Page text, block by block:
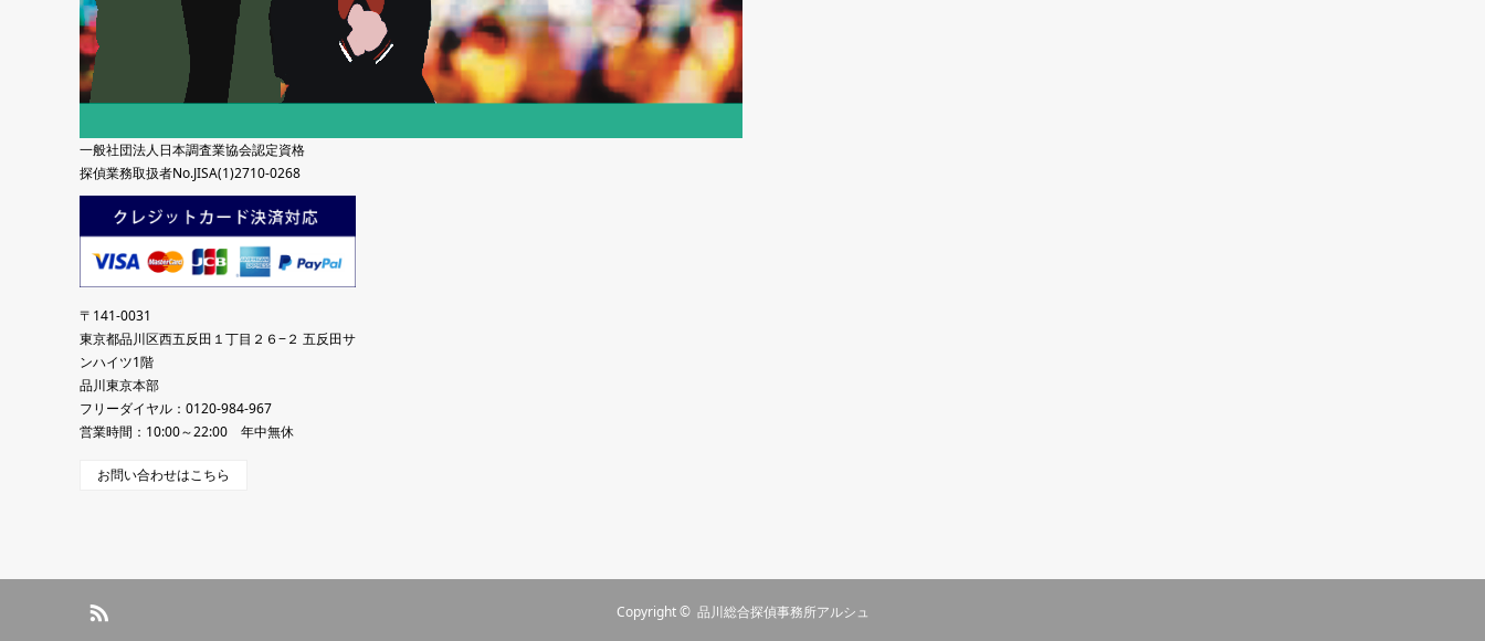
一般社団法人日本調査業協会認定資格
探偵業務取扱者No.JISA(1)2710-0268
〒141-0031
東京都品川区西五反田１丁目２６−２ 五反田サ
ンハイツ1階
品川東京本部
フリーダイヤル：0120-984-967
営業時間：10:00～22:00 年中無休
お問い合わせはこちら
Copyright © 品川総合探偵事務所アルシュ